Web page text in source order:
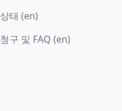
상태 (en)
청구 및 FAQ (en)